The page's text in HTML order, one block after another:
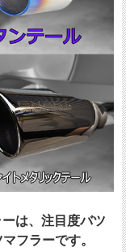
は、注目度バツ
フラーです。